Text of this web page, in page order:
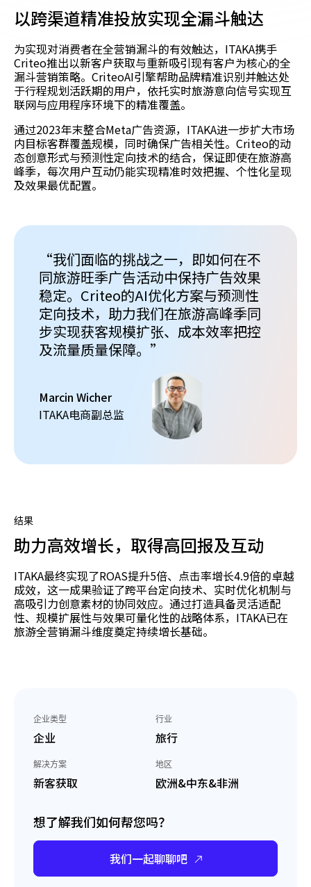
企业类型
企业
行业
旅行
解决方案
新客获取
地区
欧洲&中东&非洲
想了解我们如何帮您吗？
我们一起聊聊吧
以跨渠道精准投放实现全漏斗触达
为实现对消费者在全营销漏斗的有效触达，ITAKA携手
Criteo推出以新客户获取与重新吸引现有客户为核心的全
漏斗营销策略。CriteoAI引擎帮助品牌精准识别并触达处
于行程规划活跃期的用户，依托实时旅游意向信号实现互
联网与应用程序环境下的精准覆盖。
通过2023年末整合Meta广告资源，ITAKA进一步扩大市场
内目标客群覆盖规模，同时确保广告相关性。Criteo的动
态创意形式与预测性定向技术的结合，保证即使在旅游高
峰季，每次用户互动仍能实现精准时效把握、个性化呈现
及效果最优配置。
“我们面临的挑战之一，即如何在不
同旅游旺季广告活动中保持广告效果
稳定。Criteo的AI优化方案与预测性
定向技术，助力我们在旅游高峰季同
步实现获客规模扩张、成本效率把控
及流量质量保障。”
Marcin Wicher
ITAKA电商副总监
结果
助力高效增长，取得高回报及互动
ITAKA最终实现了ROAS提升5倍、点击率增长4.9倍的卓越
成效，这一成果验证了跨平台定向技术、实时优化机制与
高吸引力创意素材的协同效应。通过打造具备灵活适配
性、规模扩展性与效果可量化性的战略体系，ITAKA已在
旅游全营销漏斗维度奠定持续增长基础。